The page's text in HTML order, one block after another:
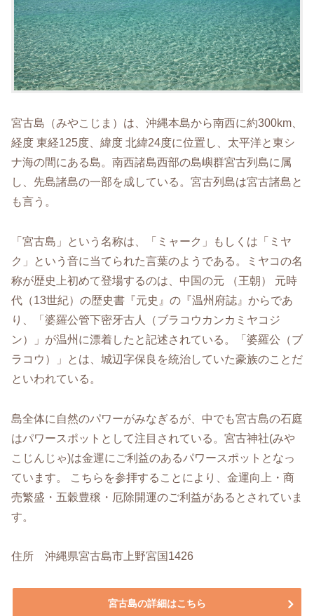
宮古島（みやこじま）は、沖縄本島から南西に約300km、
経度 東経125度、緯度 北緯24度に位置し、太平洋と東シ
ナ海の間にある島。南西諸島西部の島嶼群宮古列島に属
し、先島諸島の一部を成している。宮古列島は宮古諸島と
も言う。
「宮古島」という名称は、「ミャーク」もしくは「ミヤ
ク」という音に当てられた言葉のようである。ミヤコの名
称が歴史上初めて登場するのは、中国の元 （王朝） 元時
代（13世紀）の歴史書『元史』の『温州府誌』からであ
り、「婆羅公管下密牙古人（ブラコウカンカミヤコジ
ン）」が温州に漂着したと記述されている。「婆羅公（ブ
ラコウ）」とは、城辺字保良を統治していた豪族のことだ
といわれている。
島全体に自然のパワーがみなぎるが、中でも宮古島の石庭
はパワースポットとして注目されている。 宮古神社(みや
こじんじゃ)は金運にご利益のあるパワースポットとなっ
ています。 こちらを参拝することにより、金運向上・商
売繁盛・五穀豊穣・厄除開運のご利益があるとされていま
す。
住所 沖縄県宮古島市上野宮国1426
宮古島の詳細はこちら